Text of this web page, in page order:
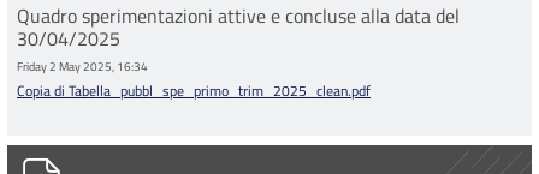
Quadro sperimentazioni attive e concluse alla data del
30/04/2025
Friday 2 May 2025, 16:34
Copia di Tabella_pubbl_spe_primo_trim_2025_clean.pdf
Copia di Tabella_pubbl_spe_primo_trim_2025_clean.xlsx